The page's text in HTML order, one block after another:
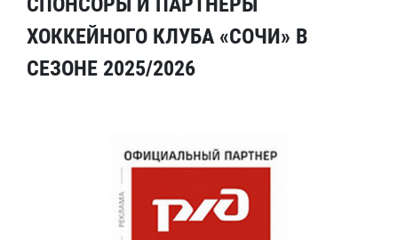
ХОККЕЙНОГО КЛУБА «СОЧИ» В
СЕЗОНЕ 2025/2026